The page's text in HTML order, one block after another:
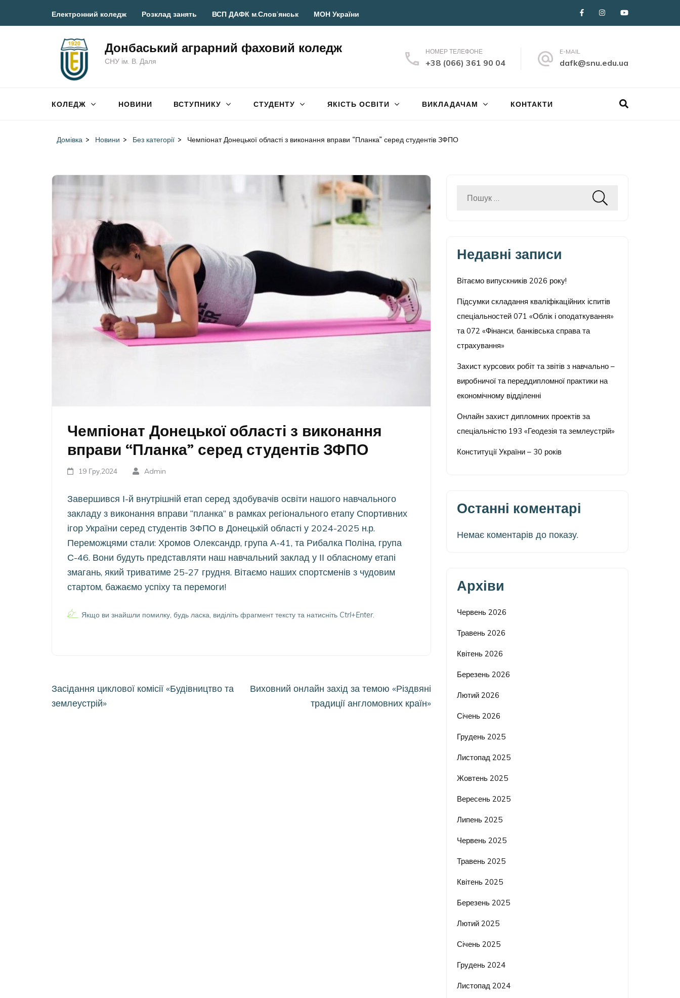
Електронний коледж Розклад занять ВСП ДАФК м.Слов’янськ МОН України
Донбаський аграрний фаховий коледж
СНУ ім. В. Даля
НОМЕР ТЕЛЕФОНЕ
+38 (066) 361 90 04
E-MAIL
dafk@snu.edu.ua
КОЛЕДЖ НОВИНИ ВСТУПНИКУ СТУДЕНТУ ЯКІСТЬ ОСВІТИ ВИКЛАДАЧАМ КОНТАКТИ
Домівка > Новини > Без категорії > Чемпіонат Донецької області з виконання вправи “Планка” серед студентів ЗФПО
Чемпіонат Донецької області з виконання
вправи “Планка” серед студентів ЗФПО
19 Гру,2024 Admin
Завершився І-й внутрішній етап серед здобувачів освіти нашого навчального
закладу з виконання вправи “планка” в рамках регіонального етапу Спортивних
ігор України серед студентів ЗФПО в Донецькій області у 2024-2025 н.р.
Переможцями стали: Хромов Олександр, група А-41, та Рибалка Поліна, група
С-46. Вони будуть представляти наш навчальний заклад у ІІ обласному етапі
змагань, який триватиме 25-27 грудня. Вітаємо наших спортсменів з чудовим
стартом, бажаємо успіху та перемоги!
Якщо ви знайшли помилку, будь ласка, виділіть фрагмент тексту та натисніть Ctrl+Enter.
Навігація
записів
Засідання циклової комісії «Будівництво та
землеустрій»
Виховний онлайн захід за темою «Різдвяні
традиції англомовних країн»
Пошук:
Недавні записи
Вітаємо випускників 2026 року!
Підсумки складання кваліфікаційних іспитів
спеціальностей 071 «Облік і оподаткування»
та 072 «Фінанси, банківська справа та
страхування»
Захист курсових робіт та звітів з навчально –
виробничої та переддипломної практики на
економічному відділенні
Онлайн захист дипломних проектів за
спеціальністю 193 «Геодезія та землеустрій»
Конституції України – 30 років
Останні коментарі
Немає коментарів до показу.
Архіви
Червень 2026
Травень 2026
Квітень 2026
Березень 2026
Лютий 2026
Січень 2026
Грудень 2025
Листопад 2025
Жовтень 2025
Вересень 2025
Липень 2025
Червень 2025
Травень 2025
Квітень 2025
Березень 2025
Лютий 2025
Січень 2025
Грудень 2024
Листопад 2024